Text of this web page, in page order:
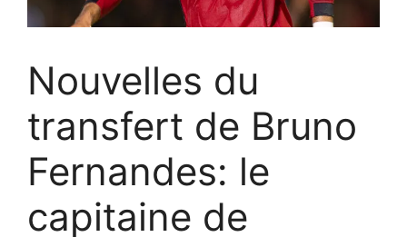
Nouvelles du
transfert de Bruno
Fernandes: le
capitaine de